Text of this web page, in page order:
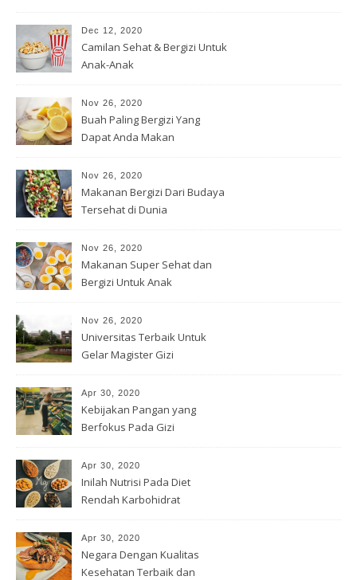
Dec 12, 2020
Camilan Sehat & Bergizi Untuk
Anak-Anak
Nov 26, 2020
Buah Paling Bergizi Yang
Dapat Anda Makan
Nov 26, 2020
Makanan Bergizi Dari Budaya
Tersehat di Dunia
Nov 26, 2020
Makanan Super Sehat dan
Bergizi Untuk Anak
Nov 26, 2020
Universitas Terbaik Untuk
Gelar Magister Gizi
Apr 30, 2020
Kebijakan Pangan yang
Berfokus Pada Gizi
Apr 30, 2020
Inilah Nutrisi Pada Diet
Rendah Karbohidrat
Apr 30, 2020
Negara Dengan Kualitas
Kesehatan Terbaik dan